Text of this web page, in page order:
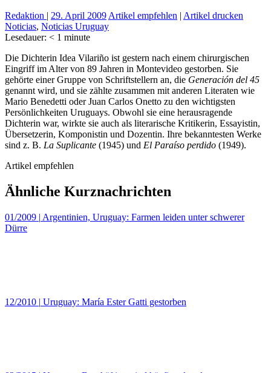
Redaktion | 29. April 2009 Artikel empfehlen | Artikel drucken
Noticias, Noticias Uruguay
Lesedauer: < 1 minute
Die Dichterin Idea Vilariño ist gestern nach einem chirurgischen
Eingriff im Alter von 89 Jahren in Montevideo gestorben. Sie
gehörte einer Gruppe von Schriftstellern an, die Generación del 45
genannt wird, und sie zählte zusammen mit anderen Literaten wie
Mario Benedetti oder Juan Carlos Onetto zu den wichtigsten
Persönlichkeiten Uruguays. Obwohl sie eine herausragende
Dichterin war, wirkte sie auch als literarische Kritikerin, Essayistin,
Übersetzerin, Komponistin und Dozentin. Ihre bekanntesten Werke
sind z. B. La Suplicante (1945) und El Paraíso perdido (1949).
Artikel empfehlen
Ähnliche Kurznachrichten
01/2009 | Argentinien, Uruguay: Farmen leiden unter schwerer
Dürre
12/2010 | Uruguay: María Ester Gatti gestorben